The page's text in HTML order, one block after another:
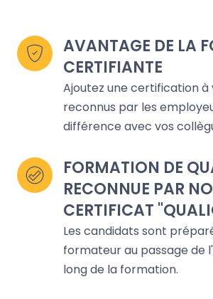
AVANTAGE DE LA
CERTIFIANTE
Ajoutez une certification à
reconnus par les
différence avec vos
FORMATION DE
RECONNUE PAR
CERTIFICAT
Les candidats sont
formateur au passage de
long de la formation.